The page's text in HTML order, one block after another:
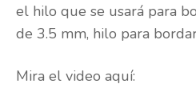
el hilo que se usará para
de 3.5 mm, hilo para
Mira el video aquí: